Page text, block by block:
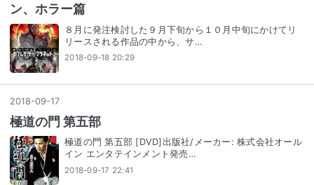
ン、ホラー篇
８月に発注検討した９月下旬から１０月中旬にかけてリ
リースされる作品の中から、サ…
2018-09-18 20:29
2018-09-17
極道の門 第五部
極道の門 第五部 [DVD]出版社/メーカー: 株式会社オール
イン エンタテインメント発売…
2018-09-17 22:41